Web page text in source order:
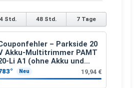
Std. 48 Std. 7 Tage
– Parkside 20
Akku-Multitrimmer PAMT
Li A1 (ohne Akku und
Neu 19,94 €